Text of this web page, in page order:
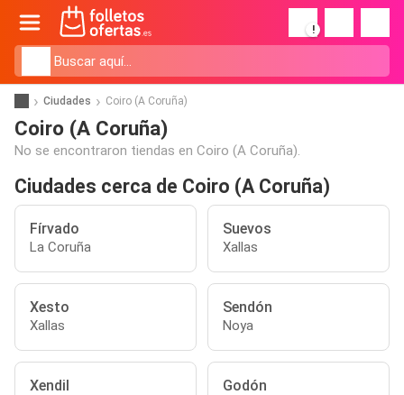
!
Ciudades Coiro (A Coruña)
Coiro (A Coruña)
No se encontraron tiendas en Coiro (A Coruña).
Ciudades cerca de Coiro (A Coruña)
Fírvado
La Coruña
Suevos
Xallas
Xesto
Xallas
Sendón
Noya
Xendil Godón